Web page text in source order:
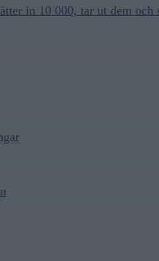
in 10 000, tar ut dem och